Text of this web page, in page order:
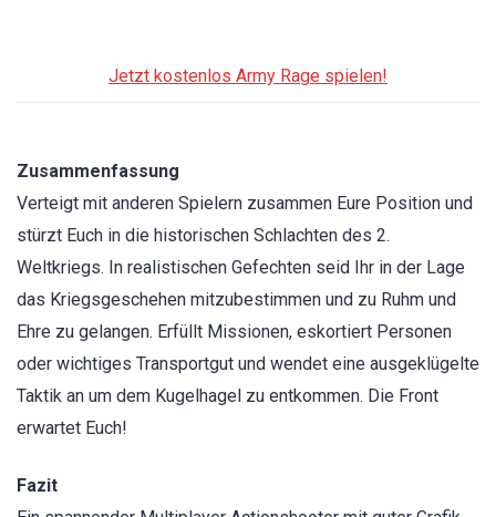
Jetzt kostenlos Army Rage spielen!
Zusammenfassung
Verteigt mit anderen Spielern zusammen Eure Position und
stürzt Euch in die historischen Schlachten des 2.
Weltkriegs. In realistischen Gefechten seid Ihr in der Lage
das Kriegsgeschehen mitzubestimmen und zu Ruhm und
Ehre zu gelangen. Erfüllt Missionen, eskortiert Personen
oder wichtiges Transportgut und wendet eine ausgeklügelte
Taktik an um dem Kugelhagel zu entkommen. Die Front
erwartet Euch!
Fazit